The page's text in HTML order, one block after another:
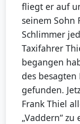
fliegt er auf
seinem Sohn
Schlimmer
Taxifahrer
begangen
des besagten
gefunden.
Frank Thiel
„Vaddern“ zu